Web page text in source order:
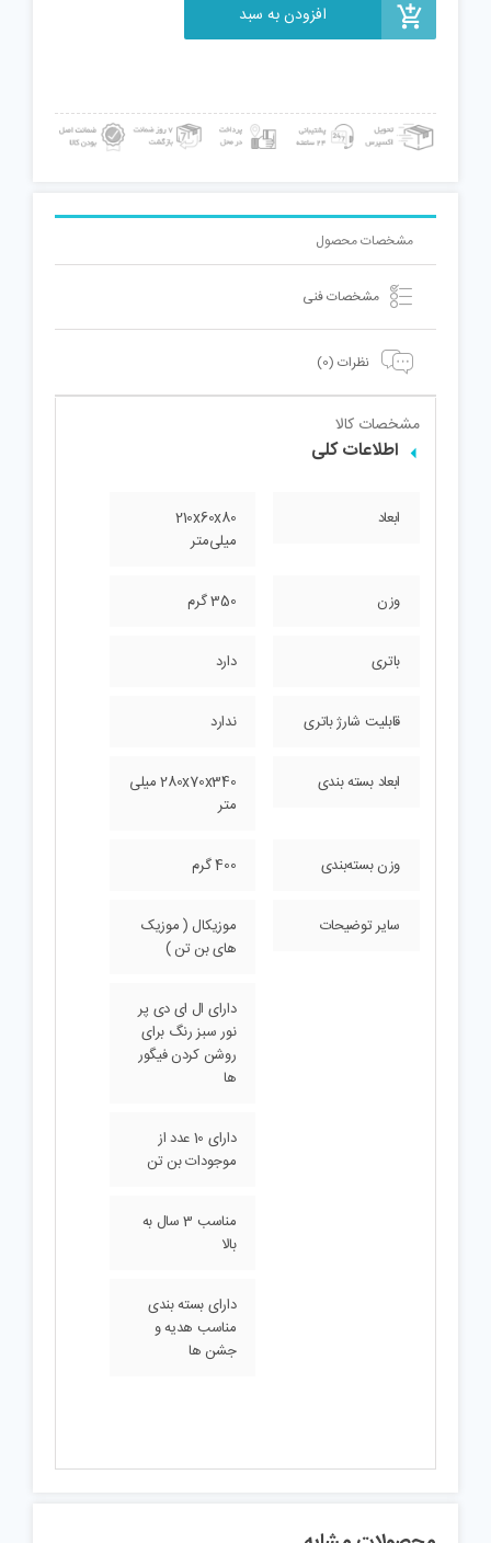
1020
مجموعه
افزودن به سبد
مشخصات محصول
مشخصات فنی
نظرات (0)
مشخصات کالا
اطلاعات کلی
ابعاد
210x60x80
میلی‌متر
وزن 350 گرم
باتری دارد
قابلیت شارژ باتری ندارد
ابعاد بسته بندی
280x70x340 میلی
متر
وزن بسته‌بندی 400 گرم
سایر توضیحات
موزیکال ( موزیک
های بن تن )
دارای ال ای دی پر
نور سبز رنگ برای
روشن کردن فیگور
ها
دارای 10 عدد از
موجودات بن تن
مناسب 3 سال به
بالا
دارای بسته بندی
مناسب هدیه و
جشن ها